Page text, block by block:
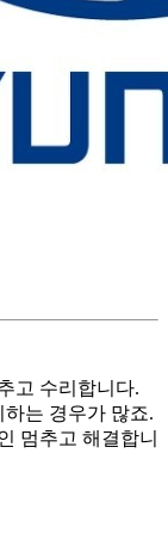
고 수리합니다.
는 경우가 많죠.
멈추고 해결합니